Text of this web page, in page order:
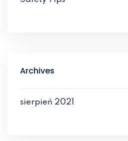
Archives
sierpień 2021